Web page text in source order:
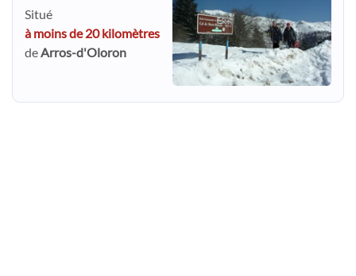
Situé
à moins de 20 kilomètres
deArros-d'Oloron